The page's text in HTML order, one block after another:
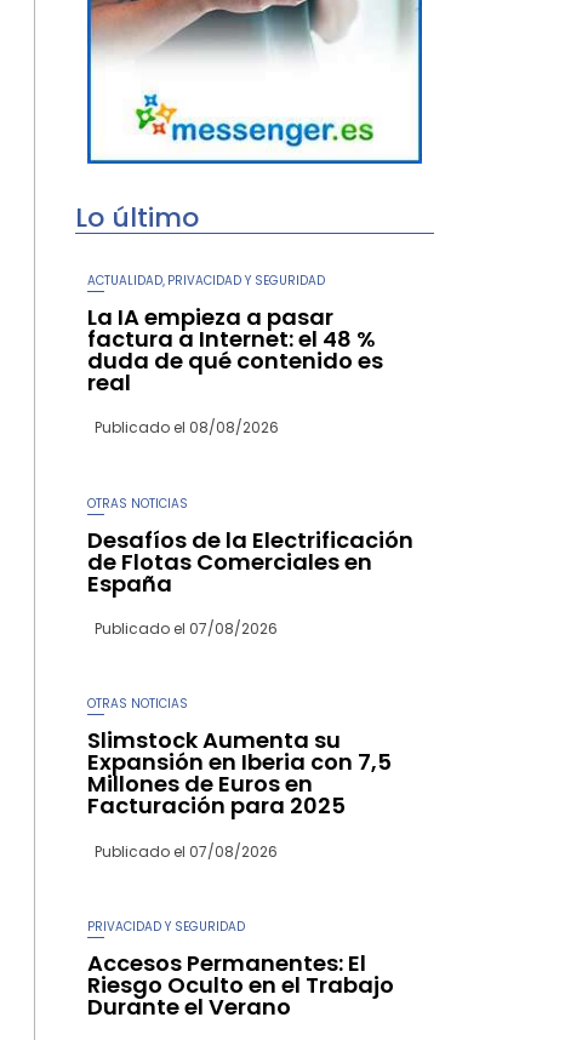
Lo último
ACTUALIDAD PRIVACIDAD Y SEGURIDAD
La IA empieza a pasar
factura a Internet: el 48 %
duda de qué contenido es
real
Publicado el 08/08/2026
OTRAS NOTICIAS
Desafíos de la Electrificación
de Flotas Comerciales en
España
Publicado el 07/08/2026
OTRAS NOTICIAS
Slimstock Aumenta su
Expansión en Iberia con 7,5
Millones de Euros en
Facturación para 2025
Publicado el 07/08/2026
PRIVACIDAD Y SEGURIDAD
Accesos Permanentes: El
Riesgo Oculto en el Trabajo
Durante el Verano